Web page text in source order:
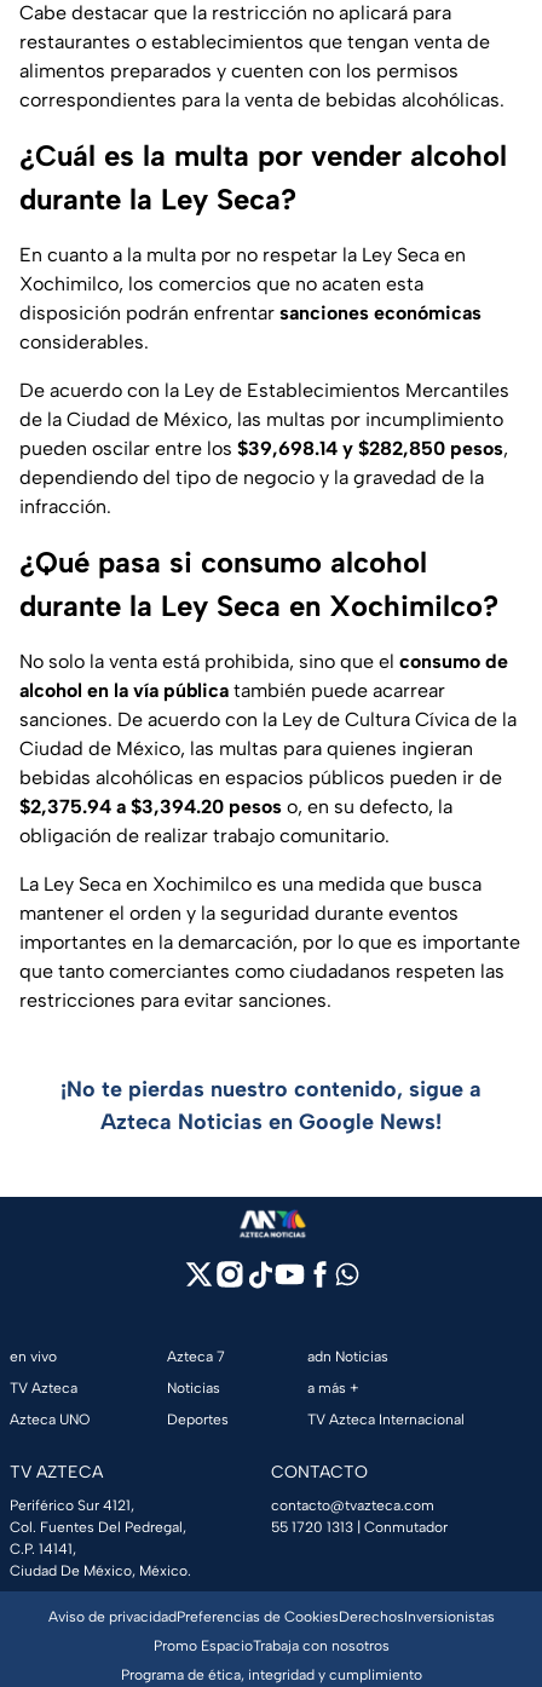
Cabe destacar que la restricción no aplicará para
restaurantes o establecimientos que tengan venta de
alimentos preparados y cuenten con los permisos
correspondientes para la venta de bebidas alcohólicas.
¿Cuál es la multa por vender alcohol
durante la Ley Seca?
En cuanto a la multa por no respetar la Ley Seca en
Xochimilco, los comercios que no acaten esta
disposición podrán enfrentar sanciones económicas
considerables.
De acuerdo con la Ley de Establecimientos Mercantiles
de la Ciudad de México, las multas por incumplimiento
pueden oscilar entre los $39,698.14 y $282,850 pesos,
dependiendo del tipo de negocio y la gravedad de la
infracción.
¿Qué pasa si consumo alcohol
durante la Ley Seca en Xochimilco?
No solo la venta está prohibida, sino que el consumo de
alcohol en la vía pública también puede acarrear
sanciones. De acuerdo con la Ley de Cultura Cívica de la
Ciudad de México, las multas para quienes ingieran
bebidas alcohólicas en espacios públicos pueden ir de
$2,375.94 a $3,394.20 pesos o, en su defecto, la
obligación de realizar trabajo comunitario.
La Ley Seca en Xochimilco es una medida que busca
mantener el orden y la seguridad durante eventos
importantes en la demarcación, por lo que es importante
que tanto comerciantes como ciudadanos respeten las
restricciones para evitar sanciones.
¡No te pierdas nuestro contenido, sigue a
Azteca Noticias en Google News!
en vivo
TV Azteca
Azteca UNO
Azteca 7
Noticias
Deportes
adn Noticias
a más +
TV Azteca Internacional
TV AZTECA
Periférico Sur 4121,
Col. Fuentes Del Pedregal,
C.P. 14141,
Ciudad De México, México.
CONTACTO
contacto@tvazteca.com
55 1720 1313 | Conmutador
Aviso de privacidadPreferencias de CookiesDerechosInversionistas
Promo EspacioTrabaja con nosotros
Programa de ética, integridad y cumplimiento